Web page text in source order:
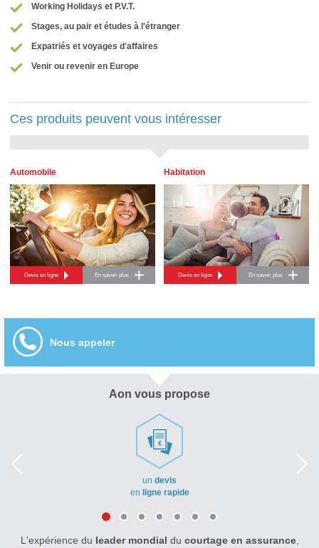
Working Holidays et P.V.T.
Stages, au pair et études à l'étranger
Expatriés et voyages d'affaires
Venir ou revenir en Europe
Ces produits peuvent vous intéresser
Automobile
Devis en ligne En savoir plus
Habitation
Devis en ligne En savoir plus
Nous appeler
Aon vous propose
un devis
en ligne rapide
L'expérience du leader mondial du courtage en assurance,